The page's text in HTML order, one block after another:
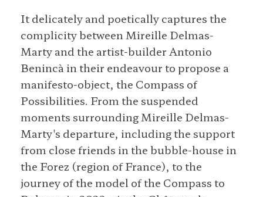
It delicately and poetically captures the
complicity between Mireille Delmas-
Marty and the artist-builder Antonio
Benincà in their endeavour to propose a
manifesto-object, the Compass of
Possibilities. From the suspended
moments surrounding Mireille Delmas-
Marty's departure, including the support
from close friends in the bubble-house in
the Forez (region of France), to the
journey of the model of the Compass to